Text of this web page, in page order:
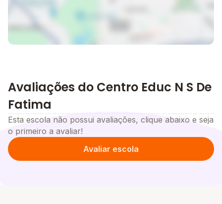
Avaliações do Centro Educ N S De
Fatima
Esta escola não possui avaliações, clique abaixo e seja
o primeiro a avaliar!
Avaliar escola